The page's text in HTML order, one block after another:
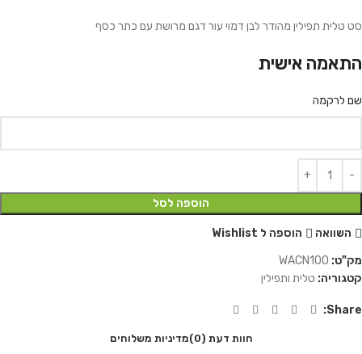
סט טלית תפילין מהודר לבן דמוי עור דגם מרושת עם כתר כסף
התאמה אישית
שם לרקמה
הוספה לסל
השוואה
הוספה ל Wishlist
מק"ט: WACN100
קטגוריה: טלית ותפילין
Share:
חוות דעת (0) מדיניות משלוחים